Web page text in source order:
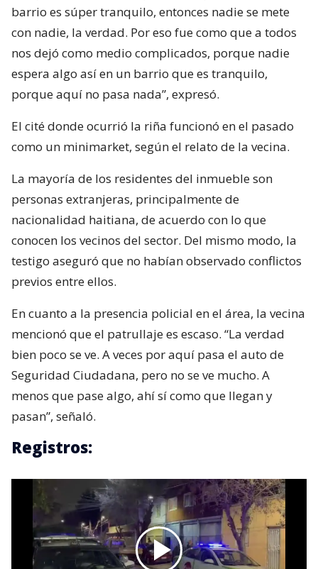
barrio es súper tranquilo, entonces nadie se mete
con nadie, la verdad. Por eso fue como que a todos
nos dejó como medio complicados, porque nadie
espera algo así en un barrio que es tranquilo,
porque aquí no pasa nada”, expresó.
El cité donde ocurrió la riña funcionó en el pasado
como un minimarket, según el relato de la vecina.
La mayoría de los residentes del inmueble son
personas extranjeras, principalmente de
nacionalidad haitiana, de acuerdo con lo que
conocen los vecinos del sector. Del mismo modo, la
testigo aseguró que no habían observado conflictos
previos entre ellos.
En cuanto a la presencia policial en el área, la vecina
mencionó que el patrullaje es escaso. “La verdad
bien poco se ve. A veces por aquí pasa el auto de
Seguridad Ciudadana, pero no se ve mucho. A
menos que pase algo, ahí sí como que llegan y
pasan”, señaló.
Registros: